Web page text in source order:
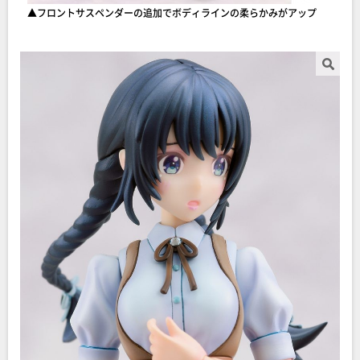
▲フロントサスペンダーの追加でボディラインの柔らかみがアップ